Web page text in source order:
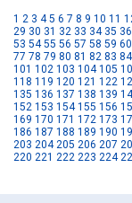
1 2 3 4 5 6 7 8 9 10 11
29 30 31 32 33 34 35 36
53 54 55 56 57 58 59 60
77 78 79 80 81 82 83 84
101 102 103 104 105
118 119 120 121 122
135 136 137 138 139
152 153 154 155 156
169 170 171 172 173
186 187 188 189 190
203 204 205 206 207
220 221 222 223 224